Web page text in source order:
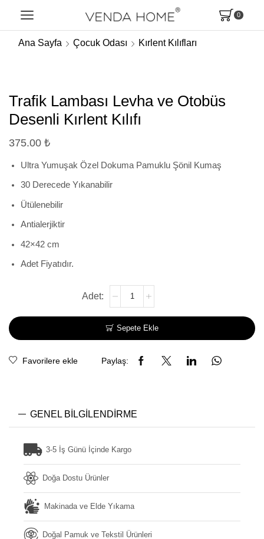
0
Ana Sayfa Çocuk Odası Kırlent Kılıfları
Trafik Lambası Levha ve Otobüs
Desenli Kırlent Kılıfı
375.00 ₺
Ultra Yumuşak Özel Dokuma Pamuklu Şönil Kumaş
30 Derecede Yıkanabilir
Ütülenebilir
Antialerjiktir
42×42 cm
Adet Fiyatıdır.
Sepete Ekle
Favorilere ekle Paylaş:
GENEL BILGILENDIRME
3-5 İş Günü İçinde Kargo
Doğa Dostu Ürünler
Makinada ve Elde Yıkama
Doğal Pamuk ve Tekstil Ürünleri